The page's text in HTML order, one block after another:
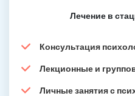
Лечение в
Консультация
Лекционные и
Личные занятия с